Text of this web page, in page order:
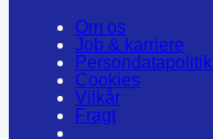
Om os
Job & karriere
Persondatapolitik
Cookies
Vilkår
Fragt